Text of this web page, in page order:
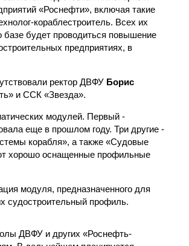
«Роснефти», включая такие
кораблестроитель. Всех их
базе будет проводиться повышение
предприятиях, в
ректор ДВФУ Борис
и ССК «Звезда».
модулей. Первый -
еще в прошлом году. Три другие -
корабля», а также «Судовые
хорошо оснащенные профильные
модуля, предназначенного для
судостроительный профиль.
ДВФУ и других «Роснефть-